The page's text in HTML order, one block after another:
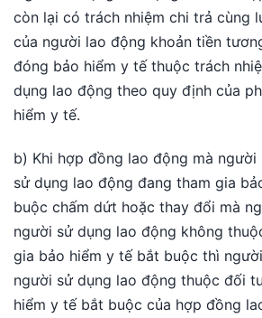
còn lại có trách nhiệm chi trả cùng
của người lao động khoản tiền
đóng bảo hiểm y tế thuộc trách
dụng lao động theo quy định của
hiểm y tế.
b) Khi hợp đồng lao động mà
sử dụng lao động đang tham gia
buộc chấm dứt hoặc thay đổi mà
người sử dụng lao động không
gia bảo hiểm y tế bắt buộc thì
người sử dụng lao động thuộc đối
hiểm y tế bắt buộc của hợp đồng